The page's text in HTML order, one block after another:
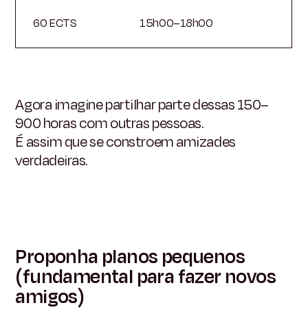
60 ECTS 15h00–18h00
Agora imagine partilhar parte dessas 150–
900 horas com outras pessoas.
É assim que se constroem amizades
verdadeiras.
Proponha planos pequenos
(fundamental para fazer novos
amigos)